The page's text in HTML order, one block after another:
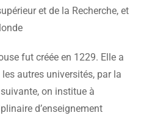
et de la Recherche, et
fut créée en 1229. Elle a
autres universités, par la
on institue à
d’enseignement